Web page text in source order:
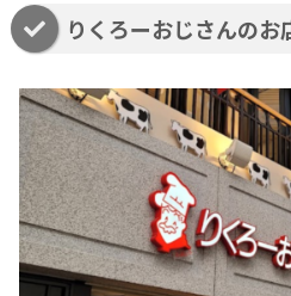
りくろーおじさんの